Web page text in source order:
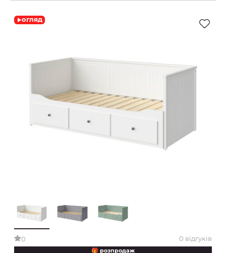
огляд
0 0 відгуків
🎁 розпродаж